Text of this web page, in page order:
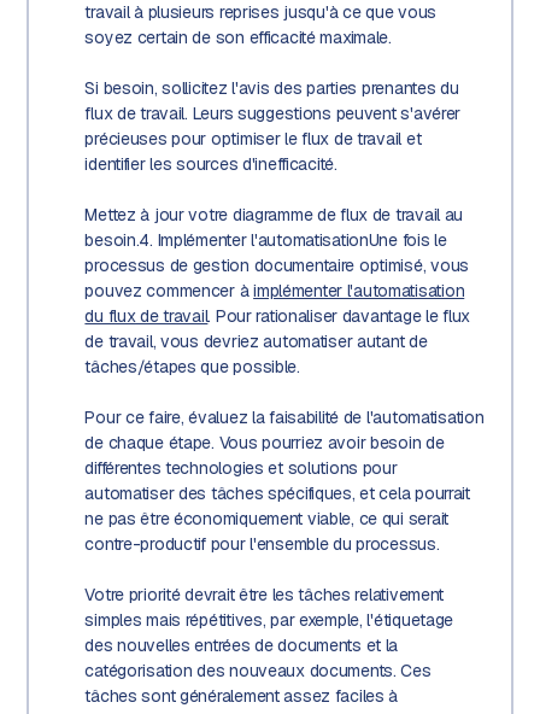
travail à plusieurs reprises jusqu'à ce que vous
soyez certain de son efficacité maximale.
Si besoin, sollicitez l'avis des parties prenantes du
flux de travail. Leurs suggestions peuvent s'avérer
précieuses pour optimiser le flux de travail et
identifier les sources d'inefficacité.
Mettez à jour votre diagramme de flux de travail au
besoin.4. Implémenter l'automatisationUne fois le
processus de gestion documentaire optimisé, vous
pouvez commencer àimplémenter l'automatisation
du flux de travail. Pour rationaliser davantage le flux
de travail, vous devriez automatiser autant de
tâches/étapes que possible.
Pour ce faire, évaluez la faisabilité de l'automatisation
de chaque étape. Vous pourriez avoir besoin de
différentes technologies et solutions pour
automatiser des tâches spécifiques, et cela pourrait
ne pas être économiquement viable, ce qui serait
contre-productif pour l'ensemble du processus.
Votre priorité devrait être les tâches relativement
simples mais répétitives, par exemple, l'étiquetage
des nouvelles entrées de documents et la
catégorisation des nouveaux documents. Ces
tâches sont généralement assez faciles à